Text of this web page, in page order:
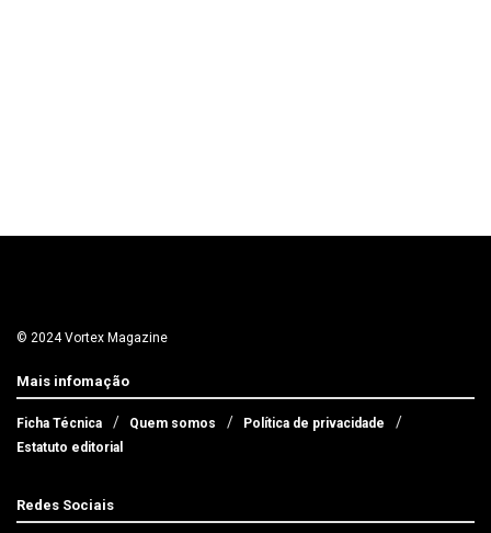
© 2024 Vortex Magazine
Mais infomação
Ficha Técnica Quem somos
Política de privacidade
Estatuto editorial
Redes Sociais